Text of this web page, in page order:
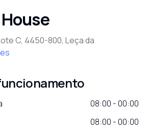
C, 4450-800, Leça da
08:00 - 00:00
08:00 - 00:00